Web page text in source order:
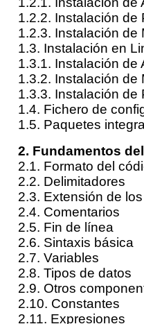
1.2.2. Instalación de
1.2.3. Instalación de
1.3. Instalación en
1.3.1. Instalación de
1.3.2. Instalación de
1.3.3. Instalación de
1.4. Fichero de
1.5. Paquetes
2. Fundamentos
2.1. Formato del
2.2. Delimitadores
2.3. Extensión de
2.4. Comentarios
2.5. Fin de línea
2.6. Sintaxis básica
2.7. Variables
2.8. Tipos de datos
2.9. Otros
2.10. Constantes
2.11. Expresiones